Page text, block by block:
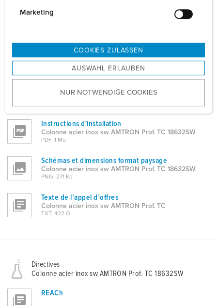
s
u
w
h
l
Marketing
COOKIES ZULASSEN
AUSWAHL ERLAUBEN
NUR NOTWENDIGE COOKIES
Information sur le produit
Données CAO 3D STP
Colonne acier inox sw AMTRON Prof. TC 18632SW
Colonne acier inox sw AMTRON Prof. TC 18632SW
Instructions d'installation
Colonne acier inox sw AMTRON Prof. TC 18632SW
PDF, 1 Mo
Schémas et dimensions format paysage
Colonne acier inox sw AMTRON Prof. TC 18632SW
PNG, 271 Ko
Texte de l’appel d’offres
Colonne acier inox sw AMTRON Prof. TC
TXT, 422 O
Directives
Colonne acier inox sw AMTRON Prof. TC 18632SW
REACh